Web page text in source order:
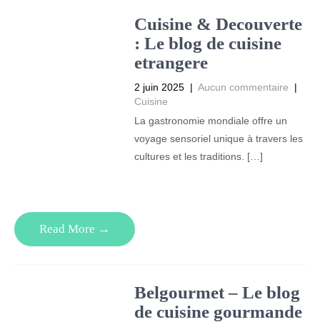
Cuisine & Decouverte
: Le blog de cuisine
etrangere
2 juin 2025 | Aucun commentaire
|
Cuisine
La gastronomie mondiale offre un
voyage sensoriel unique à travers les
cultures et les traditions. […]
Read More →
Belgourmet – Le blog
de cuisine gourmande